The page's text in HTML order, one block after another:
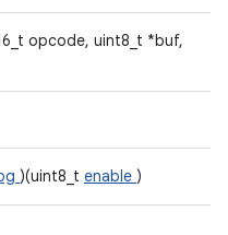
opcode, uint8_t *buf,
)(uint8_t enable )